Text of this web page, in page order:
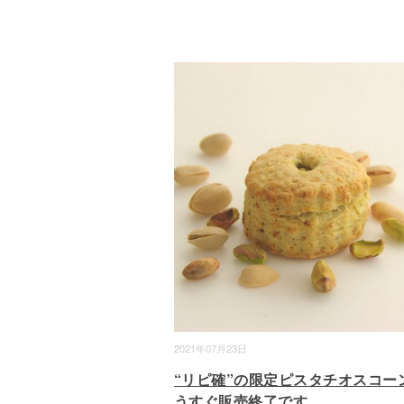
2021年07月23日
“リピ確”の限定ピスタチオスコー